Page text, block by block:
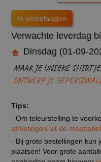
Verwachte leverdag
Dinsdag (01-09-
MAAK JE UNIEKE
ONTWERP JE
Tips:
- Om teleurstelling te
afmetingen uit de maattabel
- Bij grote bestellingen kun
plaatsen! Voor grote